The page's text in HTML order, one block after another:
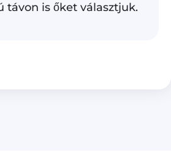
távon is őket választjuk.